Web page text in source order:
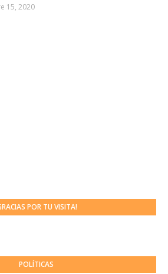
15, 2020
POR TU VISITA!
POLÍTICAS